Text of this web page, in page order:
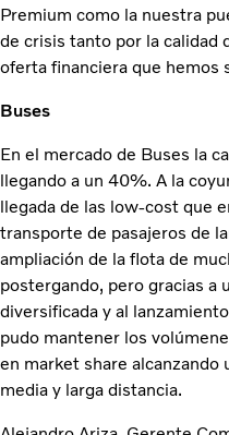
Premium como la nuestra
de crisis tanto por la calidad
oferta financiera que hemos
Buses
En el mercado de Buses la
llegando a un 40%. A la
llegada de las low-cost que
transporte de pasajeros de
ampliación de la flota de
postergando, pero gracias a
diversificada y al
pudo mantener los
en market share
media y larga distancia.